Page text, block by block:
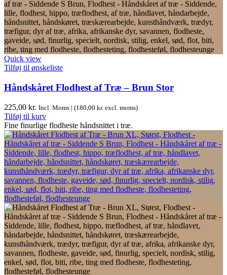
Quick view
Tilføj til ønskeliste
Håndskåret Flodhest af Træ – Brun Stor
225,00 kr. Incl. Moms | (180,00 kr. excl. moms)
Tilføj til kurv
Fine finurlige flodheste håndsnittet i træ.